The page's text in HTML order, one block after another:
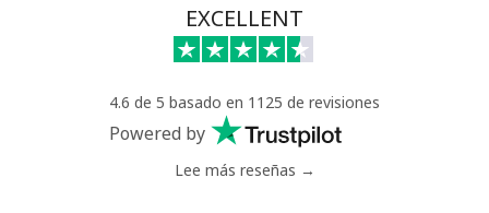
EXCELLENT
4.6 de 5 basado en 1125 de revisiones
Powered by
Lee más reseñas →